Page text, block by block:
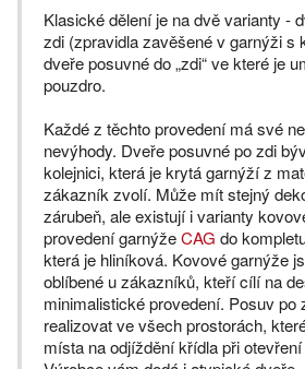
Klasické dělení je na dvě varianty -
zdi (zpravidla zavěšené v garnýži s
dveře posuvné do „zdi“ ve které je
pouzdro.
Každé z těchto provedení má své
nevýhody. Dveře posuvné po zdi
kolejnici, která je krytá garnýží z
zákazník zvolí. Může mít stejný
zárubeň, ale existují i varianty
provedení garnýžeCAG do
která je hliníková. Kovové garnýže
oblíbené u zákazníků, kteří cílí na
minimalistické provedení. Posuv po
realizovat ve všech prostorách,
místa na odjíždění křídla při